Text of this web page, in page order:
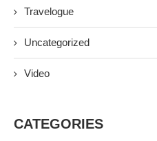
Travelogue
Uncategorized
Video
CATEGORIES